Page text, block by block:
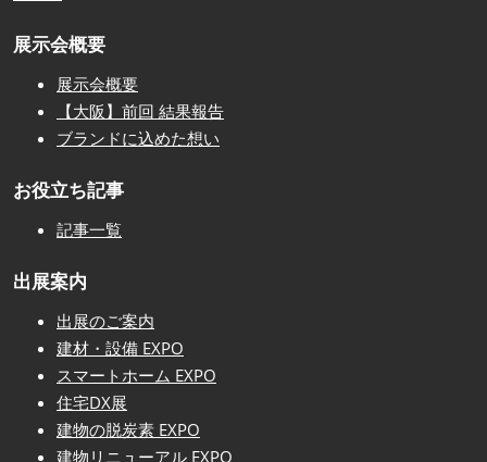
展示会概要
展示会概要
【大阪】前回 結果報告
ブランドに込めた想い
お役立ち記事
記事一覧
出展案内
出展のご案内
建材・設備 EXPO
スマートホーム EXPO
住宅DX展
建物の脱炭素 EXPO
建物リニューアル EXPO